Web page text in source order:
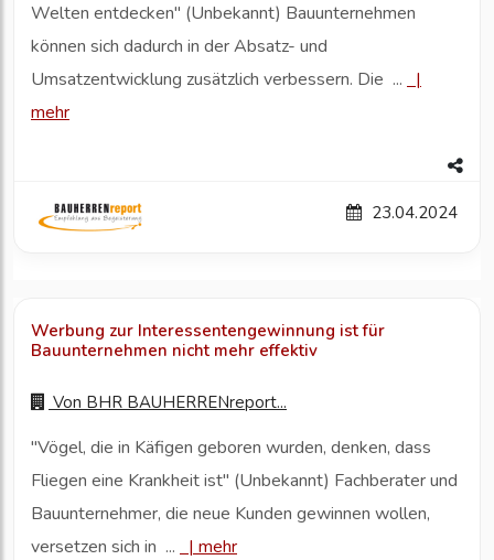
Welten entdecken" (Unbekannt) Bauunternehmen
können sich dadurch in der Absatz- und
Umsatzentwicklung zusätzlich verbessern. Die ...
|
mehr
23.04.2024
Werbung zur Interessentengewinnung ist für
Bauunternehmen nicht mehr effektiv
Von BHR BAUHERRENreport...
"Vögel, die in Käfigen geboren wurden, denken, dass
Fliegen eine Krankheit ist" (Unbekannt) Fachberater und
Bauunternehmer, die neue Kunden gewinnen wollen,
versetzen sich in ...
| mehr